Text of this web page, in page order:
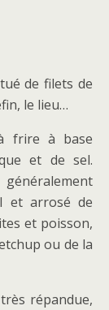
de filets de
le lieu…
frire à base
et de sel.
et arrosé de
et poisson,
ou de la
répandue,